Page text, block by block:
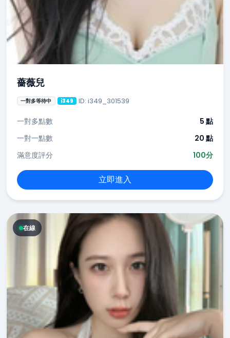
薔薇兒
一對多等待中 i349 ID: i349_301539
一對多點數
5 點
一對一點數
20 點
滿意度評分
100分
立即進入
在線